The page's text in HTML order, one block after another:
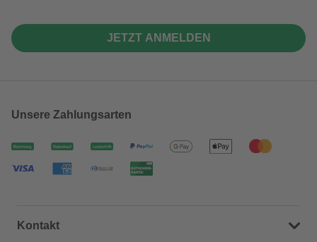
JETZT ANMELDEN
Unsere Zahlungsarten
Kontakt